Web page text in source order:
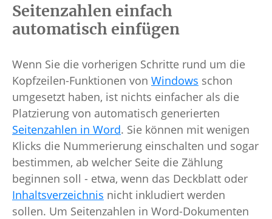
Seitenzahlen einfach
automatisch einfügen
Wenn Sie die vorherigen Schritte rund um die
Kopfzeilen-Funktionen von Windows schon
umgesetzt haben, ist nichts einfacher als die
Platzierung von automatisch generierten
Seitenzahlen in Word. Sie können mit wenigen
Klicks die Nummerierung einschalten und sogar
bestimmen, ab welcher Seite die Zählung
beginnen soll - etwa, wenn das Deckblatt oder
Inhaltsverzeichnis nicht inkludiert werden
sollen. Um Seitenzahlen in Word-Dokumenten